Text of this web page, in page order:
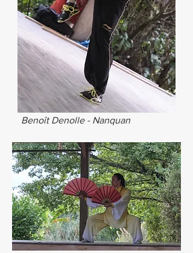
Benoît Denolle - Nanquan